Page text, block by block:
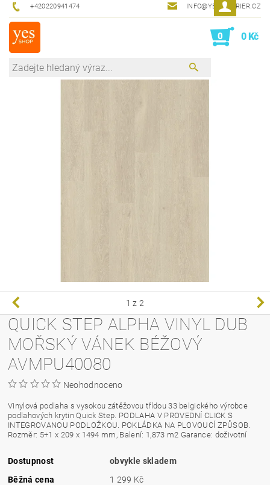
+420220941474 INFO@YESINTERIER.CZ
0 0 Kč
1 z 2
QUICK STEP ALPHA VINYL DUB
MOŘSKÝ VÁNEK BÉŽOVÝ
AVMPU40080
Neohodnoceno
Vinylová podlaha s vysokou zátěžovou třídou 33 belgického výrobce
podlahových krytin Quick Step. PODLAHA V PROVEDNÍ CLICK S
INTEGROVANOU PODLOŽKOU. POKLÁDKA NA PLOVOUCÍ ZPŮSOB.
Rozměr: 5+1 x 209 x 1494 mm, Balení: 1,873 m2 Garance: doživotní
Dostupnost
obvykle skladem
Běžná cena
1 299 Kč